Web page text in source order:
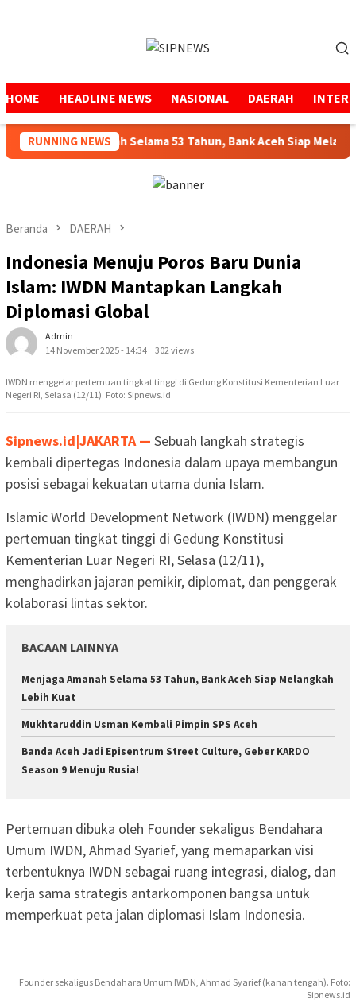
HOME HEADLINE NEWS NASIONAL DAERAH
RUNNING NEWS
Menjaga Amanah Selama 53 Tahun, Bank Aceh Siap
Beranda DAERAH
Indonesia Menuju Poros Baru Dunia
Islam: IWDN Mantapkan Langkah
Diplomasi Global
Admin
14 November 2025 - 14:34
302 views
IWDN menggelar pertemuan tingkat tinggi di Gedung Konstitusi Kementerian Luar
Negeri RI, Selasa (12/11). Foto: Sipnews.id
Sipnews.id|JAKARTA — Sebuah langkah strategis
kembali dipertegas Indonesia dalam upaya membangun
posisi sebagai kekuatan utama dunia Islam.
Islamic World Development Network (IWDN) menggelar
pertemuan tingkat tinggi di Gedung Konstitusi
Kementerian Luar Negeri RI, Selasa (12/11),
menghadirkan jajaran pemikir, diplomat, dan penggerak
kolaborasi lintas sektor.
BACAAN LAINNYA
Menjaga Amanah Selama 53 Tahun, Bank Aceh Siap Melangkah
Lebih Kuat
Mukhtaruddin Usman Kembali Pimpin SPS Aceh
Banda Aceh Jadi Episentrum Street Culture, Geber KARDO
Season 9 Menuju Rusia!
Pertemuan dibuka oleh Founder sekaligus Bendahara
Umum IWDN, Ahmad Syarief, yang memaparkan visi
terbentuknya IWDN sebagai ruang integrasi, dialog, dan
kerja sama strategis antarkomponen bangsa untuk
memperkuat peta jalan diplomasi Islam Indonesia.
Founder sekaligus Bendahara Umum IWDN, Ahmad Syarief (kanan tengah). Foto:
Sipnews.id